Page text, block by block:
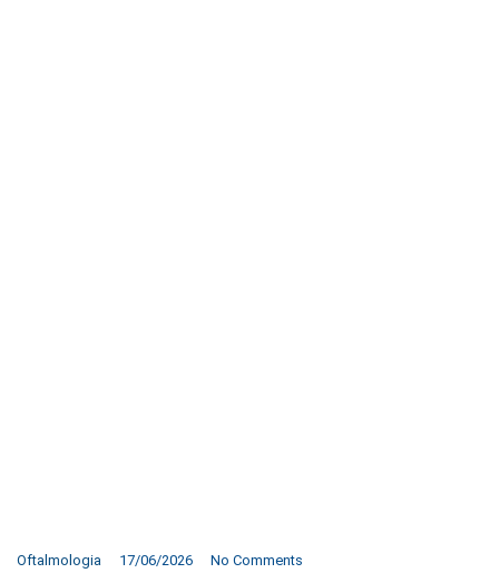
Oftalmologia 17/06/2026 No Comments